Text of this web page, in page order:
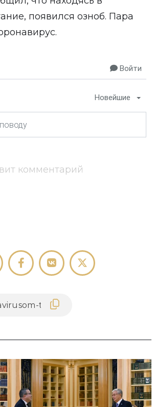
появился озноб. Пара
Войти
Новейшие
комментарий